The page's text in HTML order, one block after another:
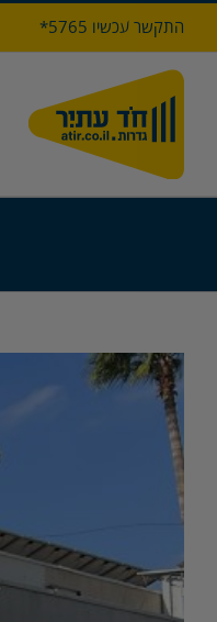
לתוכןהתקשר עכשיו 5765*